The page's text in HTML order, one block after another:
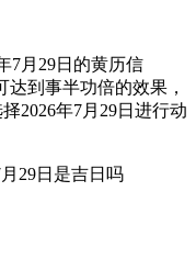
7月29日的黄历信
达到事半功倍的效果，
2026年7月29日进行动